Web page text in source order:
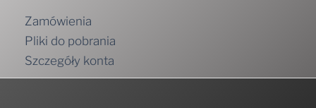
Zamówienia
Pliki do pobrania
Szczegóły konta